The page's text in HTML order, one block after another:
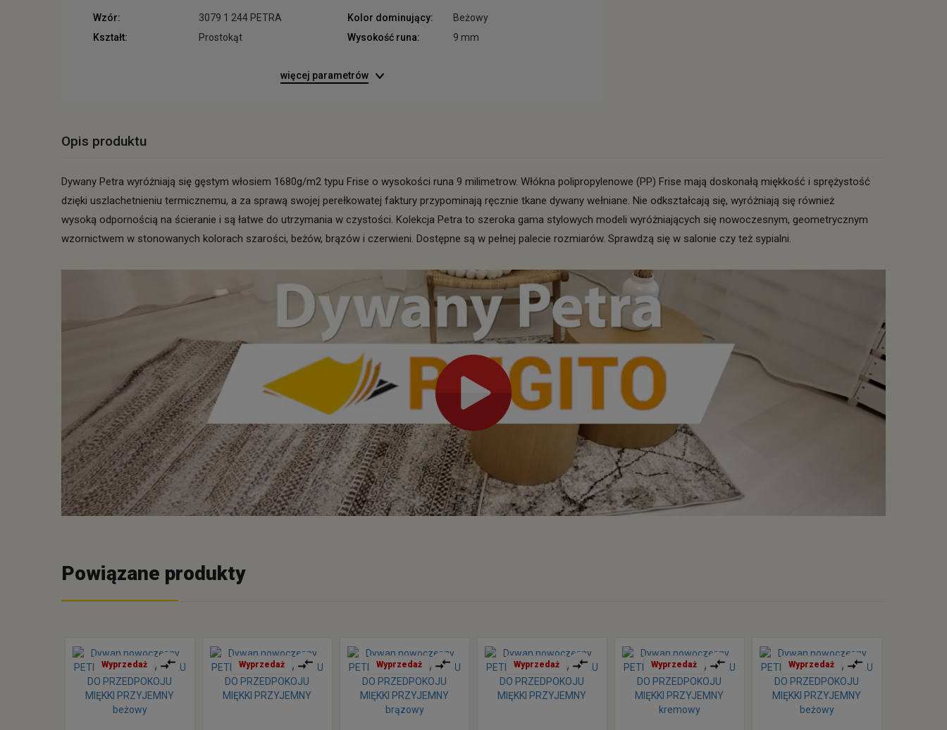
Wzór: 3079 1 244 PETRA Kolor dominujący:
Beżowy
Kształt:
Prostokąt Wysokość runa: 9 mm
więcej parametrów
Opis produktu
Dywany Petra wyróżniają się gęstym włosiem 1680g/m2 typu Frise o wysokości runa 9 milimetrow. Włókna polipropylenowe (PP) Frise mają doskonałą miękkość i sprężystość
dzięki uszlachetnieniu termicznemu, a za sprawą swojej perełkowatej faktury przypominają ręcznie tkane dywany wełniane. Nie odkształcają się, wyróżniają się również
wysoką odpornością na ścieranie i są łatwe do utrzymania w czystości. Kolekcja Petra to szeroka gama stylowych modeli wyróżniających się nowoczesnym, geometrycznym
wzornictwem w stonowanych kolorach szarości, beżów, brązów i czerwieni. Dostępne są w pełnej palecie rozmiarów. Sprawdzą się w salonie czy też sypialni.
Powiązane produkty
Wyprzedaż Wyprzedaż Wyprzedaż Wyprzedaż Wyprzedaż Wyprzedaż